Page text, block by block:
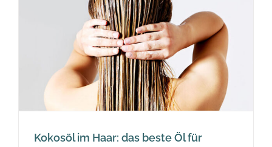
Kokosöl im Haar: das beste Öl für